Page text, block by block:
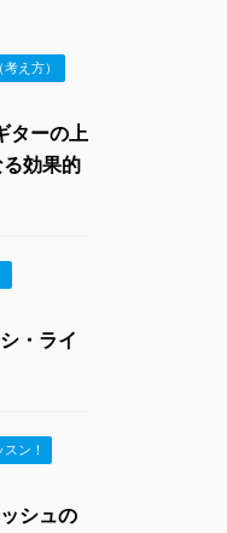
え方）
ターの上
効果的
・ライ
ン！
シュの